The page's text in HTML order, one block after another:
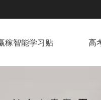
稼智能学习贴 高